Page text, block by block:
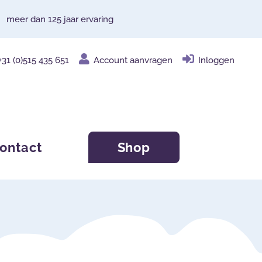
meer dan 125 jaar ervaring
(0)515 435 651 Account aanvragen Inloggen
Shop